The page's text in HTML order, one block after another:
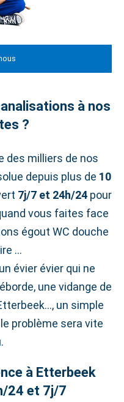
à nos
?
des milliers de nos
depuis plus de 10
7j/7 et 24h/24 pour
vous faites face
égout WC douche
…
évier évier qui ne
une vidange de
un simple
problème sera vite
à Etterbeek
24 et 7j/7